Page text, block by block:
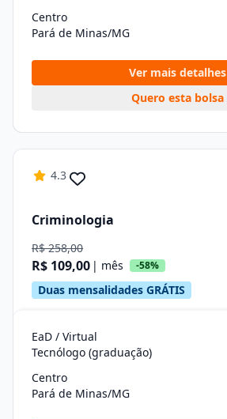
Centro
Pará de Minas/MG
Ver mais detalhes
Quero esta bolsa
4.3
Criminologia
R$ 258,00
R$ 109,00 | mês -58%
Duas mensalidades GRÁTIS
EaD / Virtual
Tecnólogo (graduação)
Centro
Pará de Minas/MG